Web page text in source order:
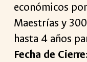
económicos
Maestrías y
hasta 4 años
Fecha de